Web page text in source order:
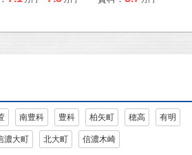
南豊科 豊科 柏矢町 穂高 有明
濃大町 北大町 信濃木崎